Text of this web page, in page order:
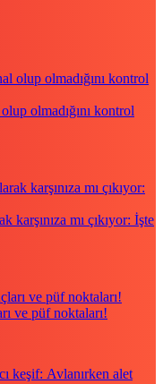
olmadığını kontrol
mı çıkıyor: İşte
ve püf noktaları!